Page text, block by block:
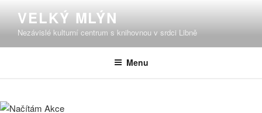
obsahu
webu
VELKÝ MLÝN
Nezávislé kulturní centrum s knihovnou v srdci Libně
Menu